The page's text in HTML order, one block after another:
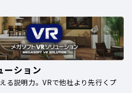
ーション
る説明力。VRで他社より先行くプ